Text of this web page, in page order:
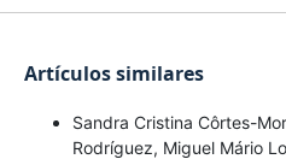
Artículos similares
Sandra Cristina Côrtes-
Rodríguez, Miguel Mário